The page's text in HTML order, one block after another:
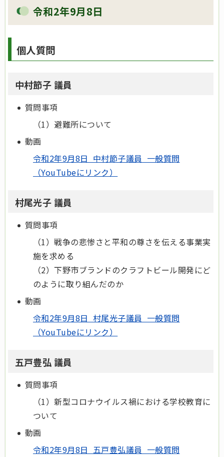
令和2年9月8日
個人質問
中村節子 議員
質問事項
（1）避難所について
動画
令和2年9月8日 中村節子議員 一般質問
（YouTubeにリンク）
村尾光子 議員
質問事項
（1）戦争の悲惨さと平和の尊さを伝える事業実
施を求める
（2）下野市ブランドのクラフトビール開発にど
のように取り組んだのか
動画
令和2年9月8日 村尾光子議員 一般質問
（YouTubeにリンク）
五戸豊弘 議員
質問事項
（1）新型コロナウイルス禍における学校教育に
ついて
動画
令和2年9月8日 五戸豊弘議員 一般質問